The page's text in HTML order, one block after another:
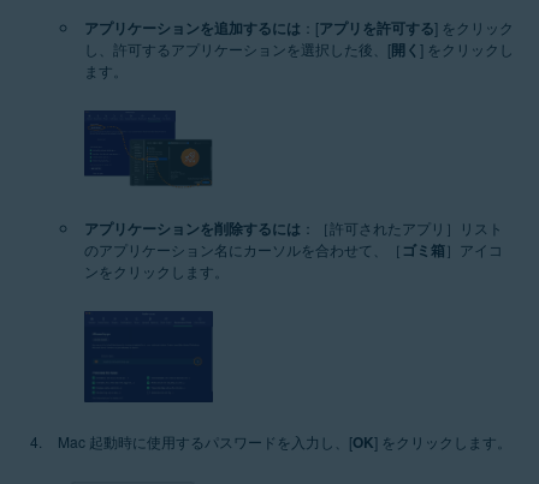
アプリケーションを追加するには ：[アプリを許可する] をクリック
し、許可するアプリケーションを選択した後、[開く ] をクリックし
ます。
アプリケーションを削除するには ：［許可されたアプリ］リスト
のアプリケーション名にカーソルを合わせて、［ ゴミ箱］アイコ
ンをクリックします。
Mac 起動時に使用するパスワードを入力し、[OK] をクリックします。